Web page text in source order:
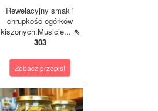
Rewelacyjny smak i
chrupkość ogórków
kiszonych.Musicie... ⇖
303
Zobacz przepis!